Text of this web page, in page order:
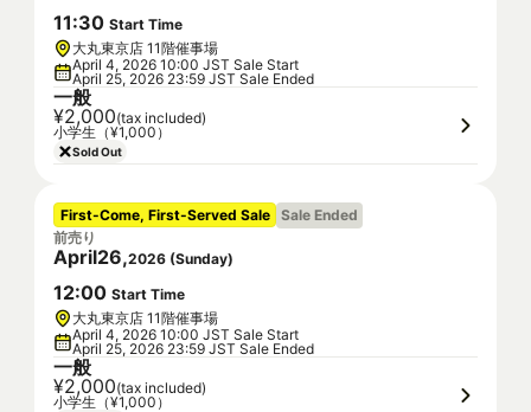
11:30 Start Time
大丸東京店 11階催事場
April 4, 2026 10:00 JST Sale Start
April 25, 2026 23:59 JST Sale Ended
一般
¥2,000(tax included)
小学生（¥1,000）
Sold Out
First-Come, First-Served Sale Sale Ended
前売り
April26,2026 (Sunday)
12:00 Start Time
大丸東京店 11階催事場
April 4, 2026 10:00 JST Sale Start
April 25, 2026 23:59 JST Sale Ended
一般
¥2,000(tax included)
小学生（¥1,000）